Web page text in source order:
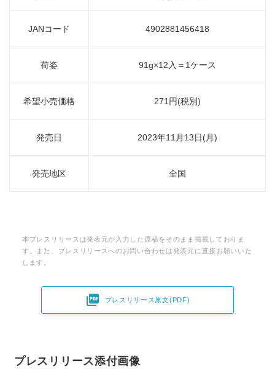
JANコード 4902881456418
荷姿 91g×12入＝1ケース
希望小売価格 271円(税別)
発売日 2023年11月13日(月)
発売地区 全国
本プレスリリースは発表元が入力した原稿をそのまま掲載しておりま
す。また、プレスリリースへのお問い合わせは発表元に直接お願いいた
します。
 プレスリリース原文(PDF)
プレスリリース添付画像